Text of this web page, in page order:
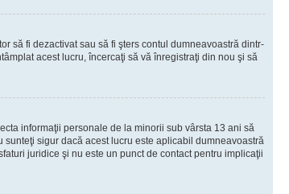
să fi dezactivat sau să fi şters contul dumneavoastră dintr-
acest lucru, încercaţi să vă înregistraţi din nou şi să
informaţii personale de la minorii sub vârsta 13 ani să
sigur dacă acest lucru este aplicabil dumneavoastră
juridice şi nu este un punct de contact pentru implicaţii